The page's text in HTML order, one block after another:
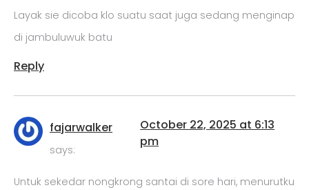
Layak sie dicoba klo suatu saat juga sedang menginap
di jambuluwuk batu
Reply
fajarwalker
says:
October 22, 2025 at 6:13
pm
Untuk sekedar nongkrong santai di sore hari, menurutku